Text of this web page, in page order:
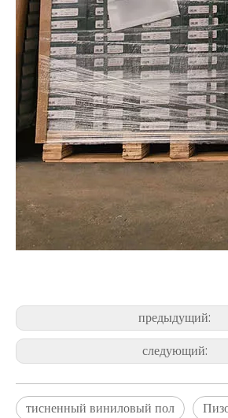
предыдущий:
следующий:
тисненный виниловый пол